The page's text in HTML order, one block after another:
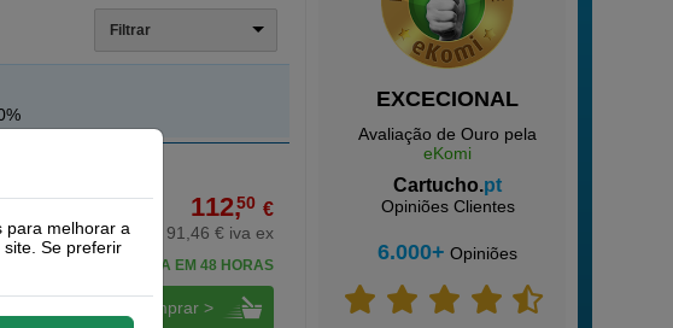
EXCECIONAL
Avaliação de Ouro pela
eKomi
Cartucho.pt
Opiniões Clientes
6.000+ Opiniões
Filtrar
112,50 €
91,46 € iva ex
RECEBA EM 48 HORAS
comprar >
para melhorar a
Se preferir